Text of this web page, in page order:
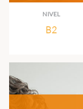
NIVEL
B2